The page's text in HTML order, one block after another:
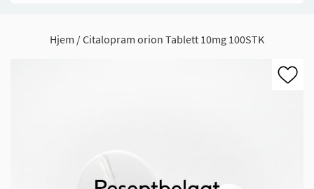
Hjem Citalopram orion Tablett 10mg 100STK